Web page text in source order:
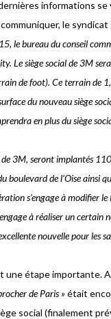
informations
le
le bureau du conseil
Le siège social de 3M
de foot). Ce terrain de
du nouveau siège
en plus du siège
de 3M, seront implantés
boulevard de l’Oise ainsi
s’engage à modifier
à réaliser un certain
nouvelle pour
étape importante.
de Paris »était
social (finalement